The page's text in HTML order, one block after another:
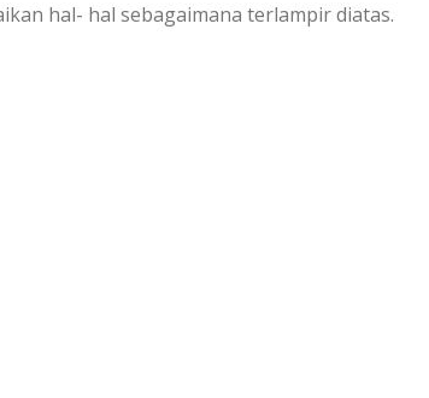
hal- hal sebagaimana terlampir diatas.